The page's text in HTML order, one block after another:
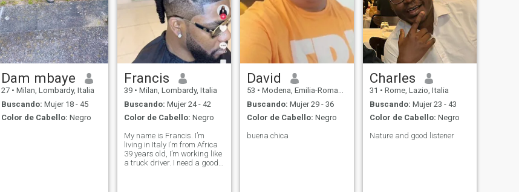
Dam mbaye
27 • Milan, Lombardy, Italia
Buscando: Mujer 18 - 45
Color de Cabello: Negro
Francis
39 • Milan, Lombardy, Italia
Buscando: Mujer 24 - 42
Color de Cabello: Negro
My name is Francis. I’m
living in Italy I’m from Africa
39 years old, I’m working like
a truck driver. I need a good
David
53 • Modena, Emilia-Romagna, Italia
Buscando: Mujer 29 - 36
Color de Cabello: Negro
buena chica
Charles
31 • Rome, Lazio, Italia
Buscando: Mujer 23 - 43
Color de Cabello: Negro
Nature and good listener